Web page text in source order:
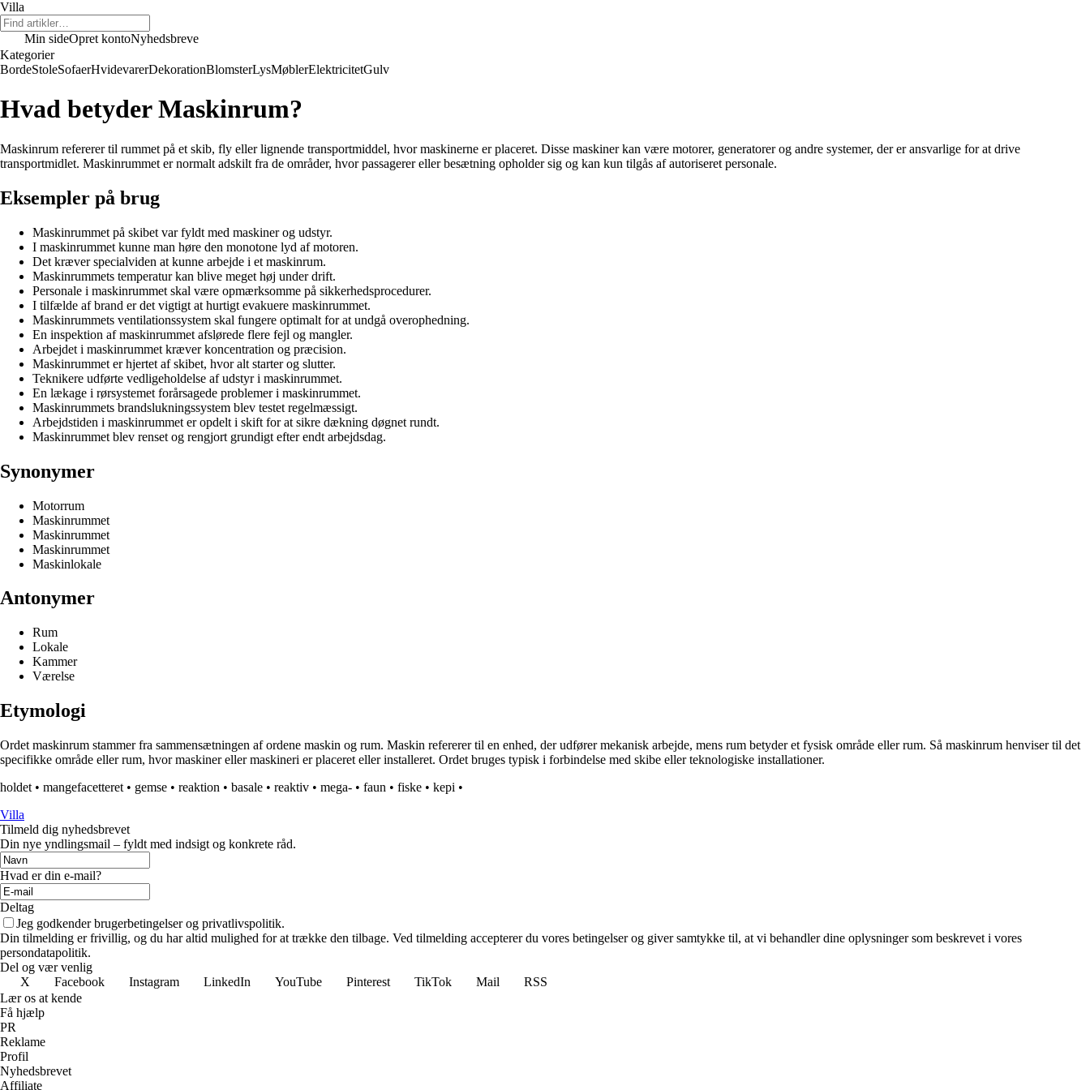
Villa
Min sideOpret kontoNyhedsbreve
Kategorier
BordeStoleSofaerHvidevarerDekorationBlomsterLysMøblerElektricitetGulv
Hvad betyder Maskinrum?
Maskinrum refererer til rummet på et skib, fly eller lignende transportmiddel, hvor maskinerne er placeret. Disse maskiner kan være motorer, generatorer og andre systemer, der er ansvarlige for at drive
transportmidlet. Maskinrummet er normalt adskilt fra de områder, hvor passagerer eller besætning opholder sig og kan kun tilgås af autoriseret personale.
Eksempler på brug
Maskinrummet på skibet var fyldt med maskiner og udstyr.
I maskinrummet kunne man høre den monotone lyd af motoren.
Det kræver specialviden at kunne arbejde i et maskinrum.
Maskinrummets temperatur kan blive meget høj under drift.
Personale i maskinrummet skal være opmærksomme på sikkerhedsprocedurer.
I tilfælde af brand er det vigtigt at hurtigt evakuere maskinrummet.
Maskinrummets ventilationssystem skal fungere optimalt for at undgå overophedning.
En inspektion af maskinrummet afslørede flere fejl og mangler.
Arbejdet i maskinrummet kræver koncentration og præcision.
Maskinrummet er hjertet af skibet, hvor alt starter og slutter.
Teknikere udførte vedligeholdelse af udstyr i maskinrummet.
En lækage i rørsystemet forårsagede problemer i maskinrummet.
Maskinrummets brandslukningssystem blev testet regelmæssigt.
Arbejdstiden i maskinrummet er opdelt i skift for at sikre dækning døgnet rundt.
Maskinrummet blev renset og rengjort grundigt efter endt arbejdsdag.
Synonymer
Motorrum
Maskinrummet
Maskinrummet
Maskinrummet
Maskinlokale
Antonymer
Rum
Lokale
Kammer
Værelse
Etymologi
Ordet maskinrum stammer fra sammensætningen af ordene maskin og rum. Maskin refererer til en enhed, der udfører mekanisk arbejde, mens rum betyder et fysisk område eller rum. Så maskinrum henviser til det
specifikke område eller rum, hvor maskiner eller maskineri er placeret eller installeret. Ordet bruges typisk i forbindelse med skibe eller teknologiske installationer.
holdet • mangefacetteret • gemse • reaktion • basale • reaktiv • mega- • faun • fiske • kepi •
Villa
Tilmeld dig nyhedsbrevet
Din nye yndlingsmail – fyldt med indsigt og konkrete råd.
Hvad er din e-mail?
Deltag
Jeg godkender brugerbetingelser og privatlivspolitik.
Din tilmelding er frivillig, og du har altid mulighed for at trække den tilbage. Ved tilmelding accepterer du vores betingelser og giver samtykke til, at vi behandler dine oplysninger som beskrevet i vores
persondatapolitik.
Del og vær venlig
X
Facebook Instagram LinkedIn YouTube Pinterest TikTok Mail
RSS
Lær os at kende
Få hjælp
PR
Reklame
Profil
Nyhedsbrevet
Affiliate